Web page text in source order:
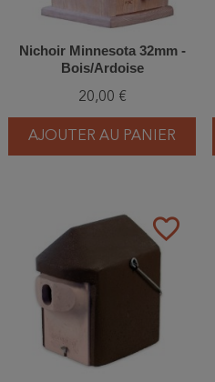
Nichoir Minnesota 32mm -
Bois/Ardoise
20,00 €
AJOUTER AU PANIER
favorite_border